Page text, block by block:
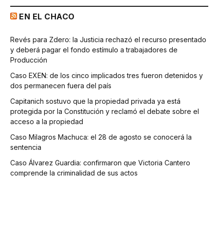
EN EL CHACO
Revés para Zdero: la Justicia rechazó el recurso presentado
y deberá pagar el fondo estímulo a trabajadores de
Producción
Caso EXEN: de los cinco implicados tres fueron detenidos y
dos permanecen fuera del país
Capitanich sostuvo que la propiedad privada ya está
protegida por la Constitución y reclamó el debate sobre el
acceso a la propiedad
Caso Milagros Machuca: el 28 de agosto se conocerá la
sentencia
Caso Álvarez Guardia: confirmaron que Victoria Cantero
comprende la criminalidad de sus actos